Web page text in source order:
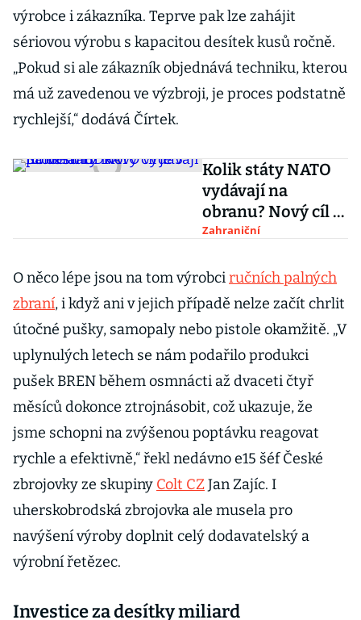
výrobce i zákazníka. Teprve pak lze zahájit
sériovou výrobu s kapacitou desítek kusů ročně.
„Pokud si ale zákazník objednává techniku, kterou
má už zavedenou ve výzbroji, je proces podstatně
rychlejší,“ dodává Čírtek.
Kolik státy NATO
vydávají na
obranu? Nový cíl je
5 procent HDP
Zahraniční
O něco lépe jsou na tom výrobciručních palných
zbraní, i když ani v jejich případě nelze začít chrlit
útočné pušky, samopaly nebo pistole okamžitě. „V
uplynulých letech se nám podařilo produkci
pušek BREN během osmnácti až dvaceti čtyř
měsíců dokonce ztrojnásobit, což ukazuje, že
jsme schopni na zvýšenou poptávku reagovat
rychle a efektivně,“ řekl nedávno e15 šéf České
zbrojovky ze skupiny Colt CZJan Zajíc. I
uherskobrodská zbrojovka ale musela pro
navýšení výroby doplnit celý dodavatelský a
výrobní řetězec.
Investice za desítky miliard